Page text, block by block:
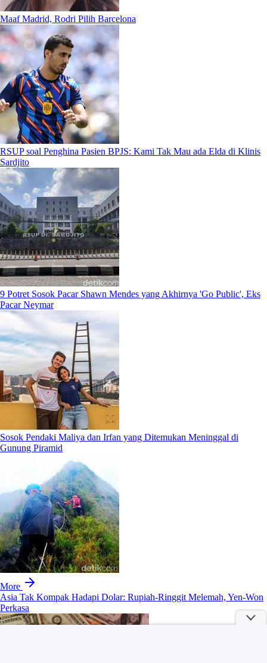
Maaf Madrid, Rodri Pilih Barcelona
RSUP soal Penghina Pasien BPJS: Kami Tak Mau ada Elda di Klinis
Sardjito
9 Potret Sosok Pacar Shawn Mendes yang Akhirnya 'Go Public', Eks
Pacar Neymar
Sosok Pendaki Maliya dan Irfan yang Ditemukan Meninggal di
Gunung Piramid
More
Asia Tak Kompak Hadapi Dolar: Rupiah-Ringgit Melemah, Yen-Won
Perkasa